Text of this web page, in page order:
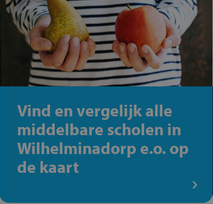
Vind en vergelijk alle
middelbare scholen in
Wilhelminadorp e.o. op
de kaart